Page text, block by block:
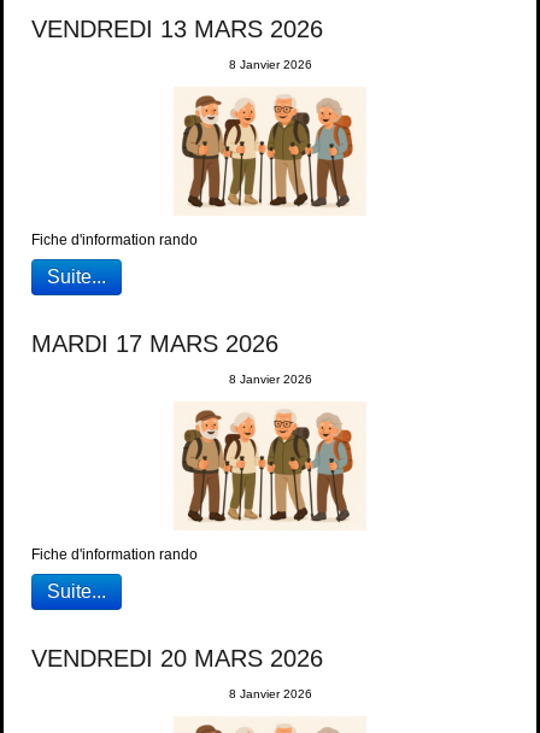
VENDREDI 13 MARS 2026
8 Janvier 2026
Fiche d'information rando
Suite...
MARDI 17 MARS 2026
8 Janvier 2026
Fiche d'information rando
Suite...
VENDREDI 20 MARS 2026
8 Janvier 2026